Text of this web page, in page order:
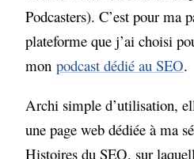
Podcasters). C’est pour ma
plateforme que j’ai choisi
monpodcast dédié au SEO.
Archi simple d’utilisation,
une page web dédiée à ma
Histoires du SEO, sur